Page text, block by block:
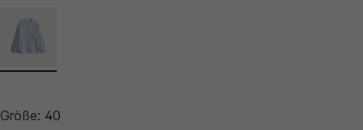
Größe: 40